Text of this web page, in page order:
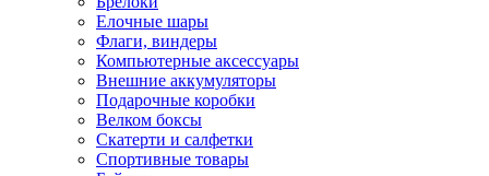
Елочные шары
Флаги, виндеры
Компьютерные аксессуары
Внешние аккумуляторы
Подарочные коробки
Велком боксы
Скатерти и салфетки
Спортивные товары